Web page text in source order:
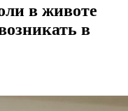
в животе
в